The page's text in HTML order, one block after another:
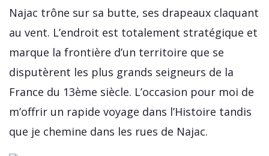
Najac trône sur sa butte, ses drapeaux claquant
au vent. L’endroit est totalement stratégique et
marque la frontière d’un territoire que se
disputèrent les plus grands seigneurs de la
France du 13ème siècle. L’occasion pour moi de
m’offrir un rapide voyage dans l’Histoire tandis
que je chemine dans les rues de Najac.